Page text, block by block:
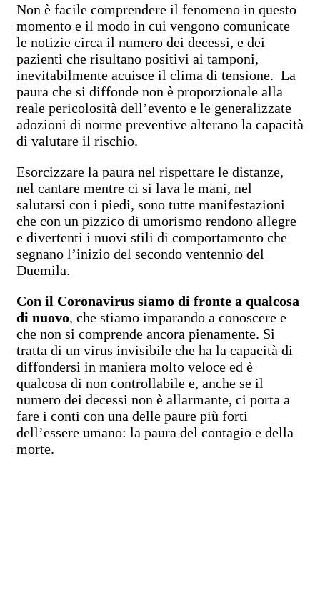
Non è facile comprendere il fenomeno in questo
momento e il modo in cui vengono comunicate
le notizie circa il numero dei decessi, e dei
pazienti che risultano positivi ai tamponi,
inevitabilmente acuisce il clima di tensione. La
paura che si diffonde non è proporzionale alla
reale pericolosità dell’evento e le generalizzate
adozioni di norme preventive alterano la capacità
di valutare il rischio.
Esorcizzare la paura nel rispettare le distanze,
nel cantare mentre ci si lava le mani, nel
salutarsi con i piedi, sono tutte manifestazioni
che con un pizzico di umorismo rendono allegre
e divertenti i nuovi stili di comportamento che
segnano l’inizio del secondo ventennio del
Duemila.
Con il Coronavirus siamo di fronte a qualcosa
di nuovo, che stiamo imparando a conoscere e
che non si comprende ancora pienamente. Si
tratta di un virus invisibile che ha la capacità di
diffondersi in maniera molto veloce ed è
qualcosa di non controllabile e, anche se il
numero dei decessi non è allarmante, ci porta a
fare i conti con una delle paure più forti
dell’essere umano: la paura del contagio e della
morte.